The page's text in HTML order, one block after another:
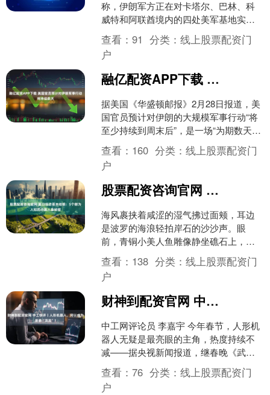
称，伊朗军方正在对卡塔尔、巴林、科
威特和阿联酋境内的四处美军基地实施
导弹袭击。（央视新闻）....
查看：91 分类：线上股票配资门
户
融亿配资APP下载 美国官员预计对伊朗军事行动将持续数天
据美国《华盛顿邮报》2月28日报道，美
国官员预计对伊朗的大规模军事行动“将
至少持续到周末后”，是一场“为期数天的
施压行动”。报道援引一名美国官员的话
说，攻击行动....
查看： 160 分类：线上股票配资门
户
股票配资咨询官网 夏日探访哥本哈根：5个鲜为人知的小美人鱼秘密
海风裹挟着咸涩的湿气拂过面颊，耳边
是波罗的海浪轻拍岸石的沙沙声。眼
前，青铜小美人鱼雕像静坐礁石上，阳
光在她肩头跳跃，仿佛安徒生笔下的童
话瞬间复活。触手可及的凉意....
查看： 138 分类：线上股票配资门
户
财神到配资官网 中工快评丨人形机器人，何以成为新春“顶流”？
中工网评论员 李嘉宇 今年春节，人形机
器人无疑是最亮眼的主角，热度持续不
减——据央视新闻报道，继春晚《武
BOT》里那段行云流水的醉拳后，50台
人形机器人近日空降....
查看：76 分类：线上股票配资门
户